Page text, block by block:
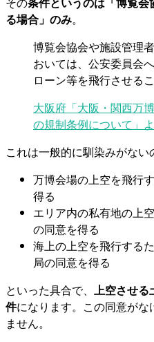
る場合」のみ。
博覧会協会や施設管理
おいては、公安委員会
ローン等を飛行させる
大阪府「大阪・関西万
の規制条例について」
これは一般的に馴染みがな
万博会場の上空を飛行
得る
エリア内の私有地の上
の同意を得る
海上の上空を飛行する
局の同意を得る
といった具合で、 上空させる
件になります。この同意がな
ません。